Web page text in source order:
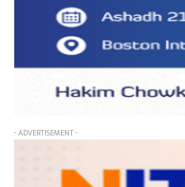
- ADVERTISEMENT -